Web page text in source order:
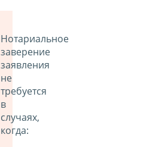
Нотариальное
заверение
заявления
не
требуется
в
случаях,
когда: